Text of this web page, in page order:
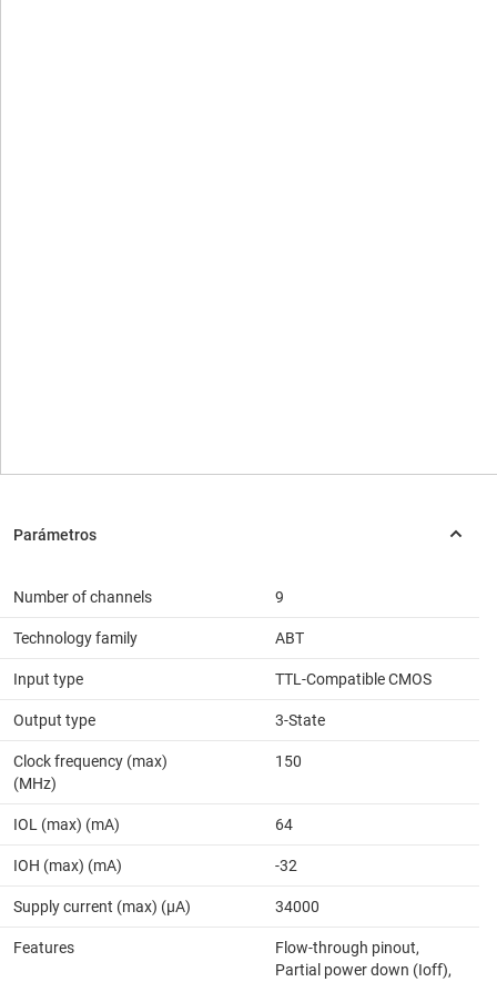
Number of channels 9
Technology family ABT
Input type TTL-Compatible CMOS
Output type 3-State
Clock frequency (max)
(MHz)
150
IOL (max) (mA) 64
IOH (max) (mA) -32
Supply current (max) (µA) 34000
Features
Flow-through pinout,
Partial power down (Ioff),